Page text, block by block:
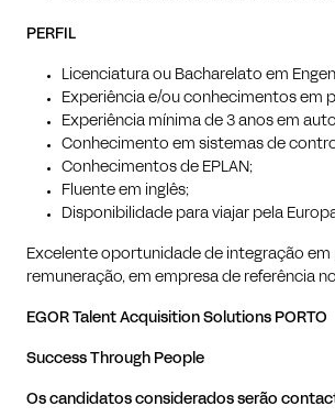
PERFIL
Licenciatura ou Bacharelato em
Experiência e/ou conhecimentos em
Experiência mínima de 3 anos em
Conhecimento em sistemas de
Conhecimentos de EPLAN;
Fluente em inglês;
Disponibilidade para viajar pela
Excelente oportunidade de integração
remuneração, em empresa de referência
EGOR Talent Acquisition Solutions PORTO
Success Through People
Os candidatos considerados serão